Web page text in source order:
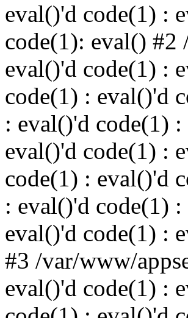
eval()'d code(1) :
code(1): eval() #2
eval()'d code(1) :
code(1) : eval()'d
: eval()'d code(1)
eval()'d code(1) :
code(1) : eval()'d
: eval()'d code(1)
eval()'d code(1) :
#3 /var/www/
eval()'d code(1) :